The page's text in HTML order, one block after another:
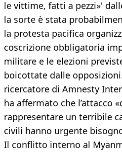
le vittime, fatti a pezzi»'
la sorte è stata
la protesta pacifica
coscrizione obbligatoria
militare e le elezioni
boicottate dalle
ricercatore di Amnesty
ha affermato che l’attacco
rappresentare un terribile
civili hanno urgente
Il conflitto interno al